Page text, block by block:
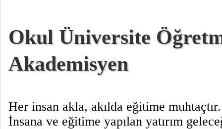
Okul Üniversite
Akademisyen
Her insan akla, akılda eğitime muhtaçtır.
İnsana ve eğitime yapılan yatırım